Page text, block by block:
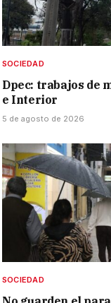
SOCIEDAD
Dpec: trabajos de
e Interior
5 de agosto de 2026
SOCIEDAD